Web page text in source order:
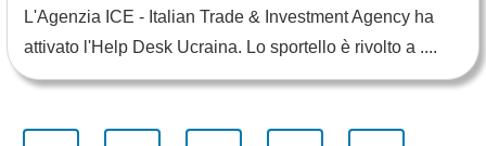
L'Agenzia ICE - Italian Trade & Investment Agency ha
attivato l'Help Desk Ucraina. Lo sportello è rivolto a ....